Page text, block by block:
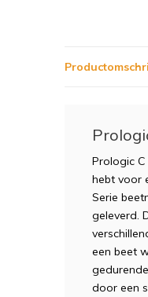
Prologic
hebt voor
Serie
geleverd.
een beet
door een